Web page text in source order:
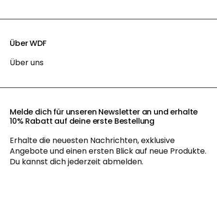
Über WDF
Über uns
Melde dich für unseren Newsletter an und erhalte
10% Rabatt auf deine erste Bestellung
Erhalte die neuesten Nachrichten, exklusive
Angebote und einen ersten Blick auf neue Produkte.
Du kannst dich jederzeit abmelden.